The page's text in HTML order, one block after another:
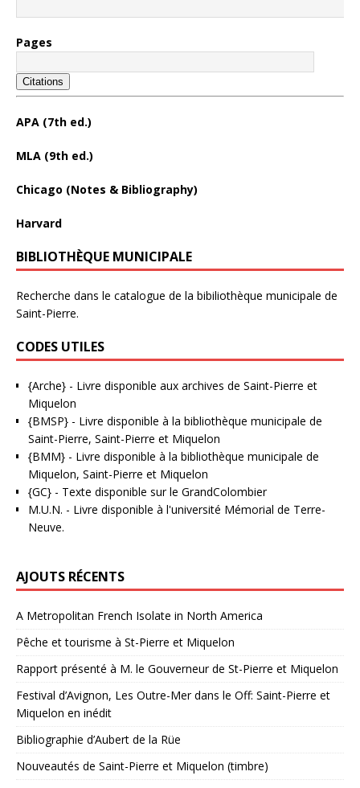
Pages
Citations
APA (7th ed.)
MLA (9th ed.)
Chicago (Notes & Bibliography)
Harvard
BIBLIOTHÈQUE MUNICIPALE
Recherche dans le catalogue de la bibiliothèque municipale de
Saint-Pierre.
CODES UTILES
{Arche} - Livre disponible aux archives de Saint-Pierre et
Miquelon
{BMSP} - Livre disponible à la bibliothèque municipale de
Saint-Pierre, Saint-Pierre et Miquelon
{BMM} - Livre disponible à la bibliothèque municipale de
Miquelon, Saint-Pierre et Miquelon
{GC} - Texte disponible sur le GrandColombier
M.U.N. - Livre disponible à l'université Mémorial de Terre-
Neuve.
AJOUTS RÉCENTS
A Metropolitan French Isolate in North America
Pêche et tourisme à St-Pierre et Miquelon
Rapport présenté à M. le Gouverneur de St-Pierre et Miquelon
Festival d’Avignon, Les Outre-Mer dans le Off: Saint-Pierre et
Miquelon en inédit
Bibliographie d’Aubert de la Rüe
Nouveautés de Saint-Pierre et Miquelon (timbre)